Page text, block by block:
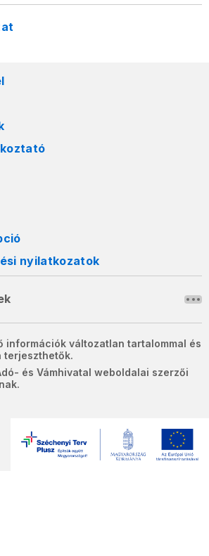
nyilatkozatok
információk változatlan tartalommal és
terjeszthetők.
és Vámhivatal weboldalai szerzői